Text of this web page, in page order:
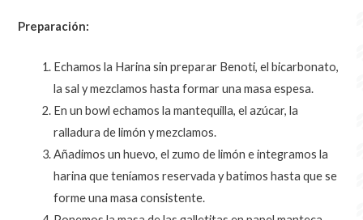
Preparación:
Echamos la Harina sin preparar Benoti, el bicarbonato,
la sal y mezclamos hasta formar una masa espesa.
En un bowl echamos la mantequilla, el azúcar, la
ralladura de limón y mezclamos.
Añadimos un huevo, el zumo de limón e integramos la
harina que teníamos reservada y batimos hasta que se
forme una masa consistente.